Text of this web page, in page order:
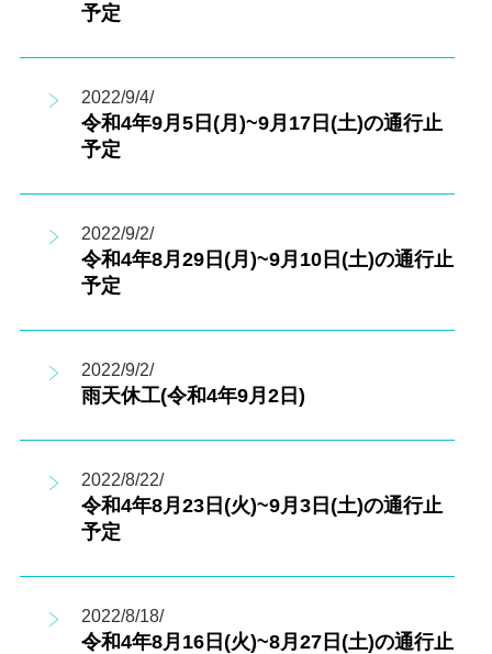
予定
2022/9/4/
令和4年9月5日(月)~9月17日(土)の通行止
予定
2022/9/2/
令和4年8月29日(月)~9月10日(土)の通行止
予定
2022/9/2/
雨天休工(令和4年9月2日)
2022/8/22/
令和4年8月23日(火)~9月3日(土)の通行止
予定
2022/8/18/
令和4年8月16日(火)~8月27日(土)の通行止